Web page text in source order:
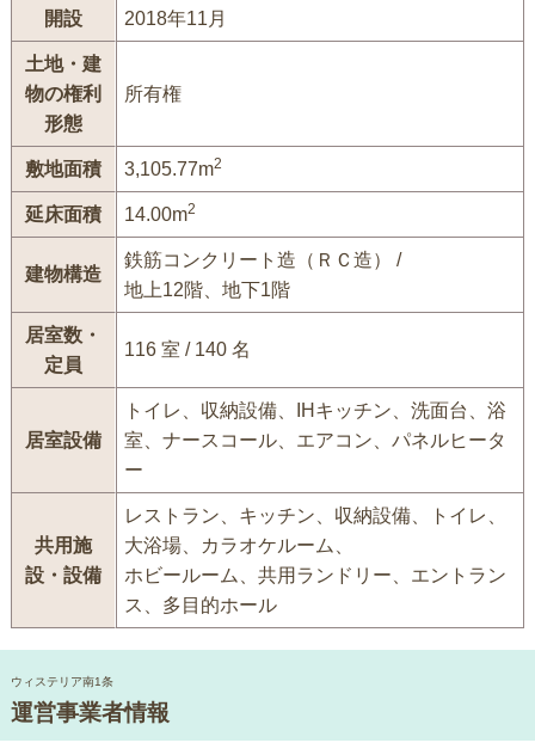
開設 2018年11月
土地・建
物の権利
形態
所有権
敷地面積 3,105.77m2
延床面積 14.00m2
建物構造
鉄筋コンクリート造（ＲＣ造） /
地上12階、地下1階
居室数・
定員
116 室 / 140 名
居室設備
トイレ、収納設備、IHキッチン、洗面台、浴
室、ナースコール、エアコン、パネルヒータ
ー
共用施
設・設備
レストラン、キッチン、収納設備、トイレ、
大浴場、カラオケルーム、
ホビールーム、共用ランドリー、エントラン
ス、多目的ホール
ウィステリア南1条
運営事業者情報